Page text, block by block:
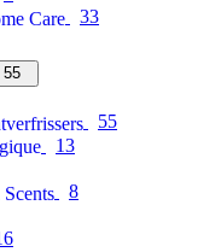
Care
33
55
55
13
8